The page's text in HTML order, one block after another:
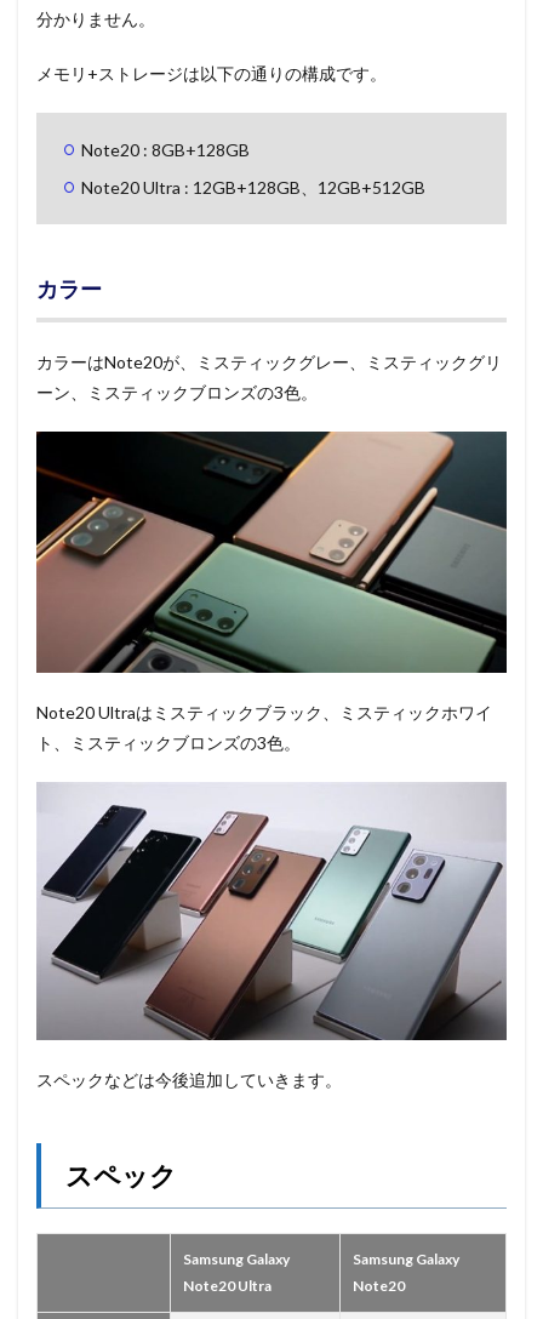
分かりません。
メモリ+ストレージは以下の通りの構成です。
Note20 : 8GB+128GB
Note20 Ultra : 12GB+128GB、12GB+512GB
カラー
カラーはNote20が、ミスティックグレー、ミスティックグリ
ーン、ミスティックブロンズの3色。
Note20 Ultraはミスティックブラック、ミスティックホワイ
ト、ミスティックブロンズの3色。
スペックなどは今後追加していきます。
スペック
Samsung Galaxy
Note20 Ultra
Samsung Galaxy
Note20